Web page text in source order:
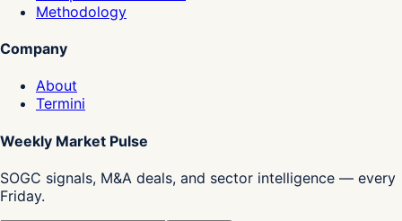
Methodology
Company
About
Termini
Weekly Market Pulse
SOGC signals, M&A deals, and sector intelligence — every
Friday.